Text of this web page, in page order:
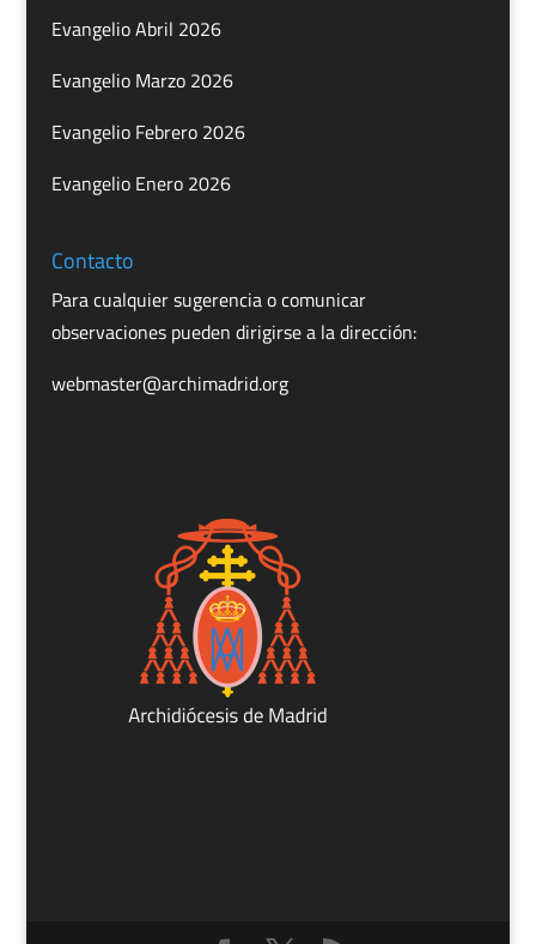
Evangelio Abril 2026
Evangelio Marzo 2026
Evangelio Febrero 2026
Evangelio Enero 2026
Contacto
Para cualquier sugerencia o comunicar
observaciones pueden dirigirse a la dirección:
webmaster@archimadrid.org